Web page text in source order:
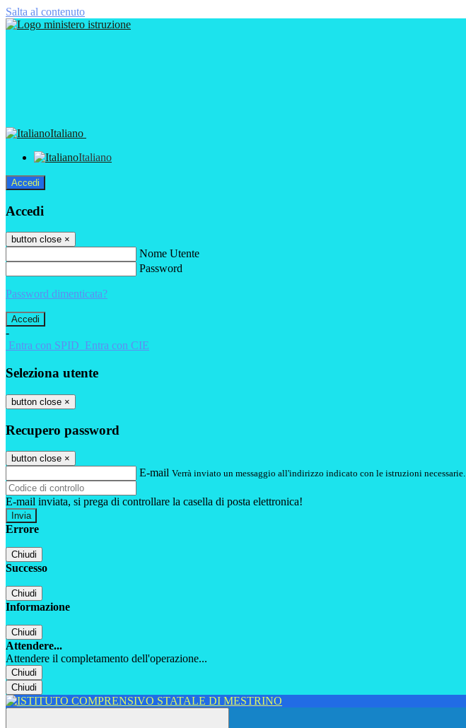
Salta al contenuto
Italiano
Italiano
Accedi
Accedi
button close ×
Nome Utente
Password
Password dimenticata?
-
Entra con SPID Entra con CIE
Seleziona utente
button close ×
Recupero password
button close ×
E-mail Verrà inviato un messaggio all'indirizzo indicato con le istruzioni necessarie.
E-mail inviata, si prega di controllare la casella di posta elettronica!
Errore
Chiudi
Successo
Chiudi
Informazione
Chiudi
Attendere...
Attendere il completamento dell'operazione...
Chiudi
Chiudi